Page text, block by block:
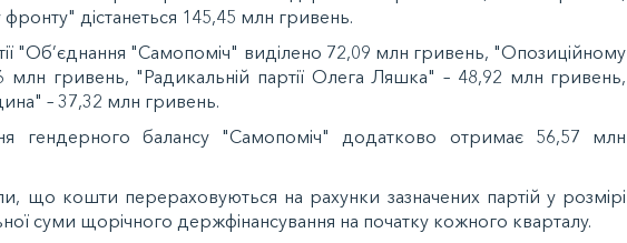
дістанеться 145,45 млн гривень.
"Об’єднання "Самопоміч" виділено 72,09 млн гривень, "Опозиційному
млн гривень, "Радикальній партії Олега Ляшка" – 48,92 млн гривень,
– 37,32 млн гривень.
гендерного балансу "Самопоміч" додатково отримає 56,57 млн
що кошти перераховуються на рахунки зазначених партій у розмірі
суми щорічного держфінансування на початку кожного кварталу.